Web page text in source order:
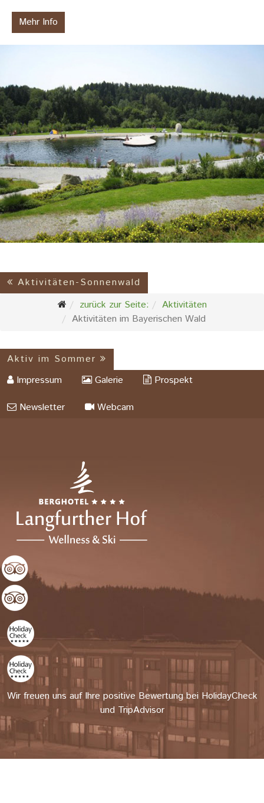
Mehr Info
Aktivitäten-Sonnenwald
zurück zur Seite:
Aktivitäten
Aktivitäten im Bayerischen Wald
Aktiv im Sommer
Impressum
Galerie
Prospekt
Newsletter
Webcam
Wir freuen uns auf Ihre positive Bewertung bei HolidayCheck
und TripAdvisor